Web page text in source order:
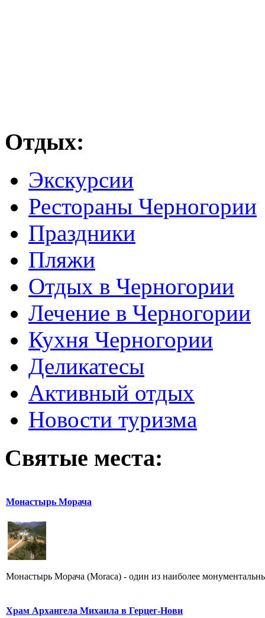
Отдых:
Экскурсии
Рестораны Черногории
Праздники
Пляжи
Отдых в Черногории
Лечение в Черногории
Кухня Черногории
Деликатесы
Активный отдых
Новости туризма
Святые места:
Монастырь Морача
Монастырь Морача (Moraca) - один из наиболее
Храм Архангела Михаила в Герцег-Нови